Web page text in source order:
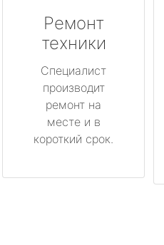
Ремонт
техники
Специалист
производит
ремонт на
месте и в
короткий срок.